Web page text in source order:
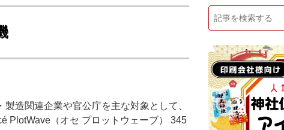
ション
プレス ビジネス イベント 信用情報 業界 市場・統計 人事・
彩な商材～ JAPAN PACK 2023 特集 中古印刷機・製本機特集
造関連企業や官公庁を主な対象として、
PlotWave（オセ プロットウェーブ） 345